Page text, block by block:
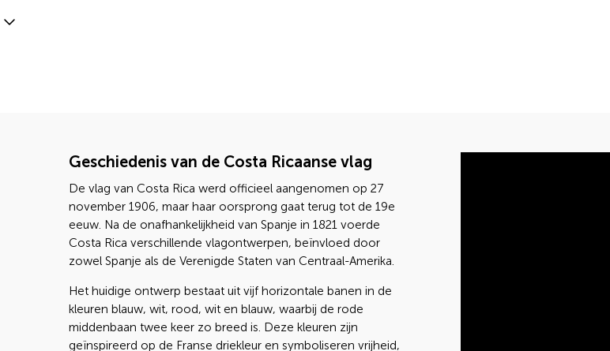
Geschiedenis van de Costa Ricaanse vlag
De vlag van Costa Rica werd officieel aangenomen op 27
november 1906, maar haar oorsprong gaat terug tot de 19e
eeuw. Na de onafhankelijkheid van Spanje in 1821 voerde
Costa Rica verschillende vlagontwerpen, beïnvloed door
zowel Spanje als de Verenigde Staten van Centraal-Amerika.
Het huidige ontwerp bestaat uit vijf horizontale banen in de
kleuren blauw, wit, rood, wit en blauw, waarbij de rode
middenbaan twee keer zo breed is. Deze kleuren zijn
geïnspireerd op de Franse driekleur en symboliseren vrijheid,